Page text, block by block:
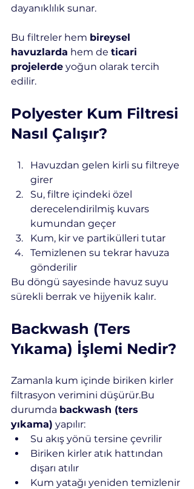
dayanıklılık sunar.
Bu filtreler hem bireysel
havuzlarda hem de ticari
projelerde yoğun olarak tercih
edilir.
Polyester Kum Filtresi
Nasıl Çalışır?
Havuzdan gelen kirli su filtreye
girer
Su, filtre içindeki özel
derecelendirilmiş kuvars
kumundan geçer
Kum, kir ve partikülleri tutar
Temizlenen su tekrar havuza
gönderilir
Bu döngü sayesinde havuz suyu
sürekli berrak ve hijyenik kalır.
Backwash (Ters
Yıkama) İşlemi Nedir?
Zamanla kum içinde biriken kirler
filtrasyon verimini düşürür.Bu
durumda backwash (ters
yıkama) yapılır:
Su akış yönü tersine çevrilir
Biriken kirler atık hattından
dışarı atılır
Kum yatağı yeniden temizlenir